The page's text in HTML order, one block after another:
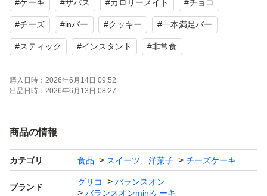
＊普段から食べなれている方
＊アレルギーのない方
のみお買い求めください。
させていただく場合がございます。
③割れの無いお品物をお包みいたしますが、配送上、割れ
せ。
④返品は一切受け付けておりません故、ご了承くださいま
せ。
⑤コスパ＆スピード発送を最重視しているお品物のため、
#ケーキ #ザバス #カロリーメイト #チョコ
#チーズ #inバー #クッキー #一本満足バー
#スティック #インスタント #非常食
購入日時： 2026年6月14日 09:52
出品日時： 2026年6月13日 08:27
商品の情報
カテゴリ 食品 スイーツ、洋菓子 チーズケーキ
ブランド
グリコ
バランスオン
バランスオンminiケーキ